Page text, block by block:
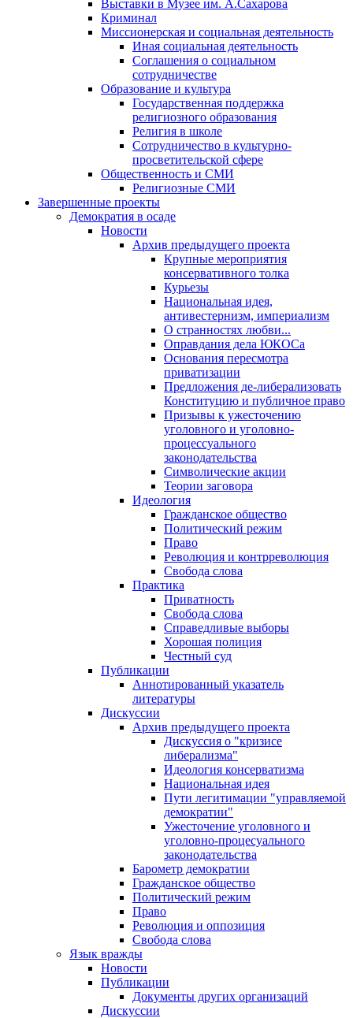
Выставки в Музее им. А.Сахарова
Криминал
Миссионерская и социальная деятельность
Иная социальная деятельность
Соглашения о социальном
сотрудничестве
Образование и культура
Государственная поддержка
религиозного образования
Религия в школе
Сотрудничество в культурно-
просветительской сфере
Общественность и СМИ
Религиозные СМИ
Завершенные проекты
Демократия в осаде
Новости
Архив предыдущего проекта
Крупные мероприятия
консервативного толка
Курьезы
Национальная идея,
антивестернизм, империализм
О странностях любви...
Оправдания дела ЮКОСа
Основания пересмотра
приватизации
Предложения де-либерализовать
Конституцию и публичное право
Призывы к ужесточению
уголовного и уголовно-
процессуального
законодательства
Символические акции
Теории заговора
Идеология
Гражданское общество
Политический режим
Право
Революция и контрреволюция
Свобода слова
Практика
Приватность
Свобода слова
Справедливые выборы
Хорошая полиция
Честный суд
Публикации
Аннотированный указатель
литературы
Дискуссии
Архив предыдущего проекта
Дискуссия о "кризисе
либерализма"
Идеология консерватизма
Национальная идея
Пути легитимации "управляемой
демократии"
Ужесточение уголовного и
уголовно-процесуального
законодательства
Барометр демократии
Гражданское общество
Политический режим
Право
Революция и оппозиция
Свобода слова
Язык вражды
Новости
Публикации
Документы других организаций
Дискуссии